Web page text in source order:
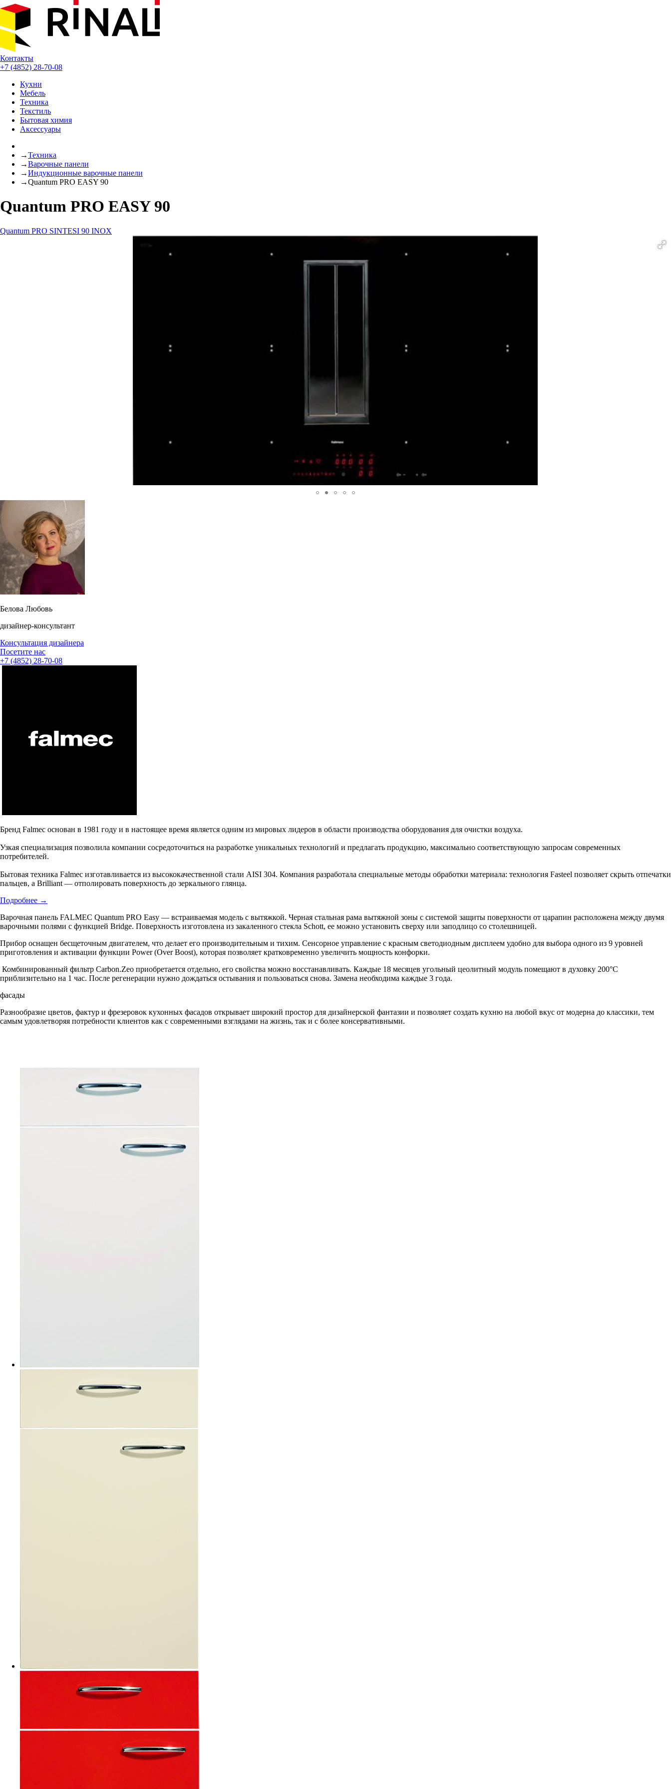
Контакты
+7 (4852) 28-70-08
Кухни
Мебель
Техника
Текстиль
Бытовая химия
Аксессуары
→Техника
→Варочные панели
→Индукционные варочные панели
→Quantum PRO EASY 90
Quantum PRO EASY 90
Quantum PRO SINTESI 90 INOX
Белова Любовь
дизайнер-консультант
Консультация дизайнера
Посетите нас
+7 (4852) 28-70-08
Бренд Falmec основан в 1981 году и в настоящее время является одним из мировых лидеров в области производства оборудования для очистки воздуха.
Узкая специализация позволила компании сосредоточиться на разработке уникальных технологий и предлагать продукцию, максимально соответствующую запросам современных
потребителей.
Бытовая техника Falmec изготавливается из высококачественной стали AISI 304. Компания разработала специальные методы обработки материала: технология Fasteel позволяет скрыть отпечатки
пальцев, а Brilliant — отполировать поверхность до зеркального глянца.
Подробнее →
Варочная панель FALMEC Quantum PRO Easy — встраиваемая модель с вытяжкой. Черная стальная рама вытяжной зоны с системой защиты поверхности от царапин расположена между двумя
варочными полями с функцией Bridge. Поверхность изготовлена из закаленного стекла Schott, ее можно установить сверху или заподлицо со столешницей.
Прибор оснащен бесщеточным двигателем, что делает его производительным и тихим. Сенсорное управление с красным светодиодным дисплеем удобно для выбора одного из 9 уровней
приготовления и активации функции Power (Over Boost), которая позволяет кратковременно увеличить мощность конфорки.
Комбинированный фильтр Carbon.Zeo приобретается отдельно, его свойства можно восстанавливать. Каждые 18 месяцев угольный цеолитный модуль помещают в духовку 200°C
приблизительно на 1 час. После регенерации нужно дождаться остывания и пользоваться снова. Замена необходима каждые 3 года.
фасады
Разнообразие цветов, фактур и фрезеровок кухонных фасадов открывает широкий простор для дизайнерской фантазии и позволяет создать кухню на любой вкус от модерна до классики, тем
самым удовлетворяя потребности клиентов как с современными взглядами на жизнь, так и с более консервативными.